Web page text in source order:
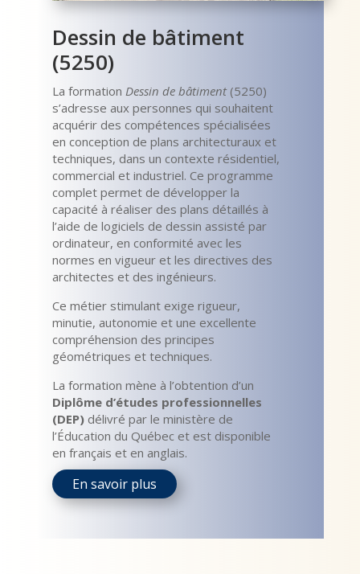
Dessin de bâtiment
(5250)
La formation Dessin de bâtiment(5250)
s’adresse aux personnes qui souhaitent
acquérir des compétences spécialisées
en conception de plans architecturaux et
techniques, dans un contexte résidentiel,
commercial et industriel. Ce programme
complet permet de développer la
capacité à réaliser des plans détaillés à
l’aide de logiciels de dessin assisté par
ordinateur, en conformité avec les
normes en vigueur et les directives des
architectes et des ingénieurs.
Ce métier stimulant exige rigueur,
minutie, autonomie et une excellente
compréhension des principes
géométriques et techniques.
La formation mène à l’obtention d’un
Diplôme d’études professionnelles
(DEP)délivré par le ministère de
l’Éducation du Québec et est disponible
en français et en anglais.
En savoir plus